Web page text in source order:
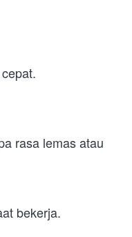
rasa lemas atau
bekerja.